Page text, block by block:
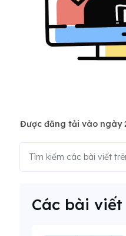
Được đăng tải vào ngày
Các bài